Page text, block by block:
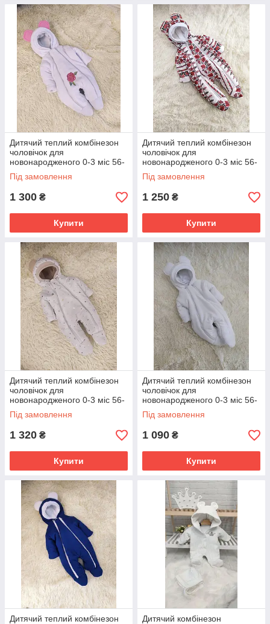
Дитячий теплий комбінезон
чоловічок для
новонародженого 0-3 міс 56-
62 см Зима Весна Осінь
Під замовлення
1 300 ₴
Купити
Дитячий теплий комбінезон
чоловічок для
новонародженого 0-3 міс 56-
62 см Зима Весна Осінь
Під замовлення
1 250 ₴
Купити
Дитячий теплий комбінезон
чоловічок для
новонародженого 0-3 міс 56-
62 см Зима Весна Осінь
Під замовлення
1 320 ₴
Купити
Дитячий теплий комбінезон
чоловічок для
новонародженого 0-3 міс 56-
62 см Зима Весна Осінь
Під замовлення
1 090 ₴
Купити
Дитячий теплий комбінезон
Дитячий комбінезон